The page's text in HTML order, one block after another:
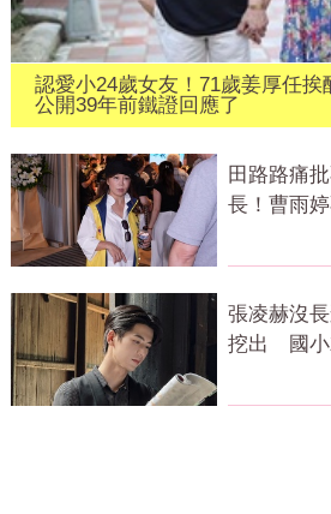
認愛小24歲女友！71歲姜厚任挨
公開39年前鐵證回應了
田路路痛
長！曹雨
張凌赫沒
挖出 國小